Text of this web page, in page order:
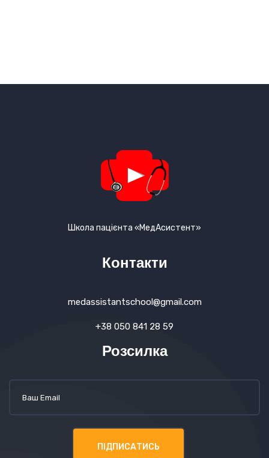
Школа пацієнта «МедАсистент»
Контакти
medassistantschool@gmail.com
+38 050 841 28 59
Розсилка